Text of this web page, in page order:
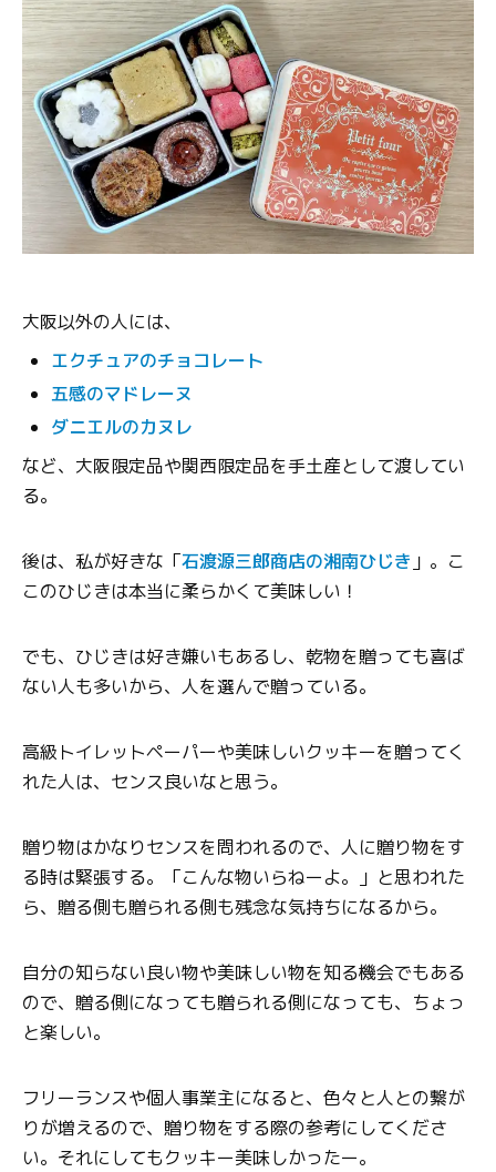
大阪以外の人には、
エクチュアのチョコレート
五感のマドレーヌ
ダニエルのカヌレ
など、大阪限定品や関西限定品を手土産として渡してい
る。
後は、私が好きな「石渡源三郎商店の湘南ひじき 」。こ
このひじきは本当に柔らかくて美味しい！
でも、ひじきは好き嫌いもあるし、乾物を贈っても喜ば
ない人も多いから、人を選んで贈っている。
高級トイレットペーパーや美味しいクッキーを贈ってく
れた人は、センス良いなと思う。
贈り物はかなりセンスを問われるので、人に贈り物をす
る時は緊張する。「こんな物いらねーよ。」と思われた
ら、贈る側も贈られる側も残念な気持ちになるから。
自分の知らない良い物や美味しい物を知る機会でもある
ので、贈る側になっても贈られる側になっても、ちょっ
と楽しい。
フリーランスや個人事業主になると、色々と人との繋が
りが増えるので、贈り物をする際の参考にしてくださ
い。それにしてもクッキー美味しかったー。